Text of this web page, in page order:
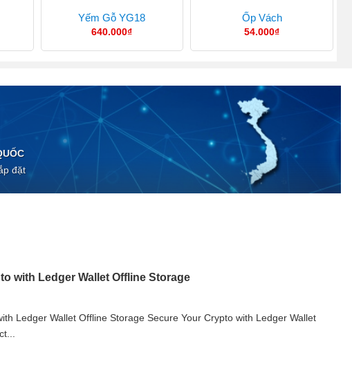
Yếm Gỗ YG18
640.000₫
Ốp Vách
54.000₫
đặt
with Ledger Wallet Offline Storage
Ledger Wallet Offline Storage Secure Your Crypto with Ledger Wallet